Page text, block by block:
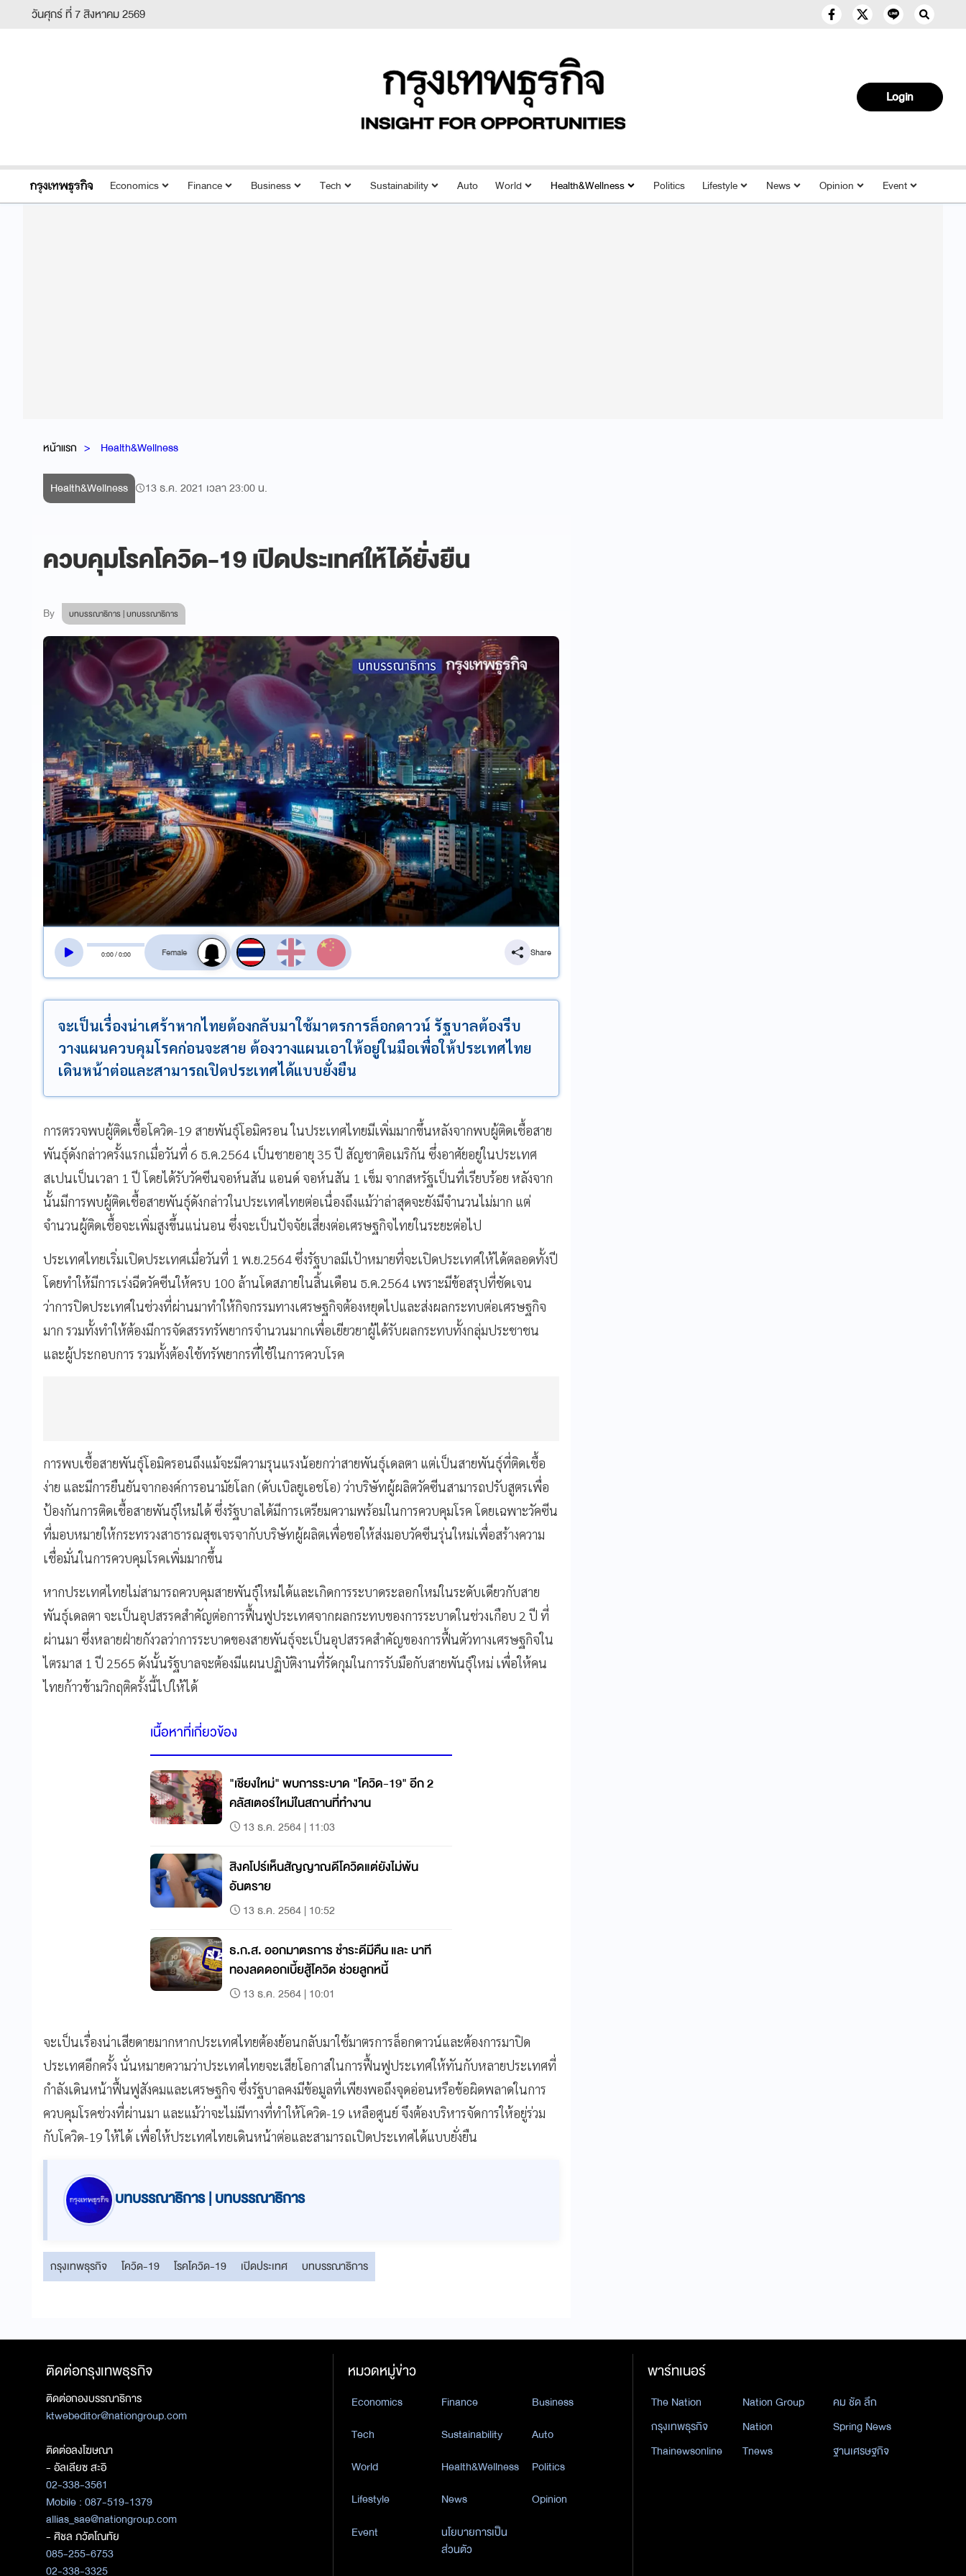
วันศุกร์ ที่ 7 สิงหาคม 2569
Login
Economics Finance Business Tech Sustainability Auto World Health&Wellness Politics Lifestyle News Opinion Event
หน้าแรก Health&Wellness
Health&Wellness 13 ธ.ค. 2021 เวลา 23:00 น.
ควบคุมโรคโควิด-19 เปิดประเทศให้ได้ยั่งยืน
By บทบรรณาธิการ | บทบรรณาธิการ
0:00/0:00
สลับเสียงอ่าน
Share
จะเป็นเรื่องน่าเศร้าหากไทยต้องกลับมาใช้มาตรการล็อกดาวน์ รัฐบาลต้องรีบ
วางแผนควบคุมโรคก่อนจะสาย ต้องวางแผนเอาให้อยู่ในมือเพื่อให้ประเทศไทย
เดินหน้าต่อและสามารถเปิดประเทศได้แบบยั่งยืน
การตรวจพบผู้ติดเชื้อโควิด-19 สายพันธุ์โอมิครอน ในประเทศไทยมีเพิ่มมากขึ้นหลังจากพบผู้ติดเชื้อสาย
พันธุ์ดังกล่าวครั้งแรกเมื่อวันที่ 6 ธ.ค.2564 เป็นชายอายุ 35 ปี สัญชาติอเมริกัน ซึ่งอาศัยอยู่ในประเทศ
สเปนเป็นเวลา 1 ปี โดยได้รับวัคซีนจอห์นสัน แอนด์ จอห์นสัน 1 เข็ม จากสหรัฐเป็นที่เรียบร้อย หลังจาก
นั้นมีการพบผู้ติดเชื้อสายพันธุ์ดังกล่าวในประเทศไทยต่อเนื่องถึงแม้ว่าล่าสุดจะยังมีจำนวนไม่มาก แต่
จำนวนผู้ติดเชื้อจะเพิ่มสูงขึ้นแน่นอน ซึ่งจะเป็นปัจจัยเสี่ยงต่อเศรษฐกิจไทยในระยะต่อไป
ประเทศไทยเริ่มเปิดประเทศเมื่อวันที่ 1 พ.ย.2564 ซึ่งรัฐบาลมีเป้าหมายที่จะเปิดประเทศให้ได้ตลอดทั้งปี
โดยทำให้มีการเร่งฉีดวัคซีนให้ครบ 100 ล้านโดสภายในสิ้นเดือน ธ.ค.2564 เพราะมีข้อสรุปที่ชัดเจน
ว่าการปิดประเทศในช่วงที่ผ่านมาทำให้กิจกรรมทางเศรษฐกิจต้องหยุดไปและส่งผลกระทบต่อเศรษฐกิจ
มาก รวมทั้งทำให้ต้องมีการจัดสรรทรัพยากรจำนวนมากเพื่อเยียวยาผู้ได้รับผลกระทบทั้งกลุ่มประชาชน
และผู้ประกอบการ รวมทั้งต้องใช้ทรัพยากรที่ใช้ในการควบโรค
การพบเชื้อสายพันธุ์โอมิครอนถึงแม้จะมีความรุนแรงน้อยกว่าสายพันธุ์เดลตา แต่เป็นสายพันธุ์ที่ติดเชื้อ
ง่าย และมีการยืนยันจากองค์การอนามัยโลก (ดับเบิลยูเอชโอ) ว่าบริษัทผู้ผลิตวัคซีนสามารถปรับสูตรเพื่อ
ป้องกันการติดเชื้อสายพันธุ์ใหม่ได้ ซึ่งรัฐบาลได้มีการเตรียมความพร้อมในการควบคุมโรค โดยเฉพาะวัคซีน
ที่มอบหมายให้กระทรวงสาธารณสุขเจรจากับบริษัทผู้ผลิตเพื่อขอให้ส่งมอบวัคซีนรุ่นใหม่เพื่อสร้างความ
เชื่อมั่นในการควบคุมโรคเพิ่มมากขึ้น
หากประเทศไทยไม่สามารถควบคุมสายพันธุ์ใหม่ได้และเกิดการระบาดระลอกใหม่ในระดับเดียวกับสาย
พันธุ์เดลตา จะเป็นอุปสรรคสำคัญต่อการฟื้นฟูประเทศจากผลกระทบของการระบาดในช่วงเกือบ 2 ปี ที่
ผ่านมา ซึ่งหลายฝ่ายกังวลว่าการระบาดของสายพันธุ์จะเป็นอุปสรรคสำคัญของการฟื้นตัวทางเศรษฐกิจใน
ไตรมาส 1 ปี 2565 ดังนั้นรัฐบาลจะต้องมีแผนปฏิบัติงานที่รัดกุมในการรับมือกับสายพันธุ์ใหม่ เพื่อให้คน
ไทยก้าวข้ามวิกฤติครั้งนี้ไปให้ได้
เนื้อหาที่เกี่ยวข้อง
"เชียงใหม่" พบการระบาด "โควิด-19" อีก 2
คลัสเตอร์ใหม่ในสถานที่ทำงาน
13 ธ.ค. 2564 | 11:03
สิงคโปร์เห็นสัญญาณดีโควิดแต่ยังไม่พ้น
อันตราย
13 ธ.ค. 2564 | 10:52
ธ.ก.ส. ออกมาตรการ ชำระดีมีคืน และ นาที
ทองลดดอกเบี้ยสู้โควิด ช่วยลูกหนี้
13 ธ.ค. 2564 | 10:01
จะเป็นเรื่องน่าเสียดายมากหากประเทศไทยต้องย้อนกลับมาใช้มาตรการล็อกดาวน์และต้องการมาปิด
ประเทศอีกครั้ง นั่นหมายความว่าประเทศไทยจะเสียโอกาสในการฟื้นฟูประเทศให้ทันกับหลายประเทศที่
กำลังเดินหน้าฟื้นฟูสังคมและเศรษฐกิจ ซึ่งรัฐบาลคงมีข้อมูลที่เพียงพอถึงจุดอ่อนหรือข้อผิดพลาดในการ
ควบคุมโรคช่วงที่ผ่านมา และแม้ว่าจะไม่มีทางที่ทำให้โควิด-19 เหลือศูนย์ จึงต้องบริหารจัดการให้อยู่ร่วม
กับโควิด-19 ให้ได้ เพื่อให้ประเทศไทยเดินหน้าต่อและสามารถเปิดประเทศได้แบบยั่งยืน
บทบรรณาธิการ | บทบรรณาธิการ
กรุงเทพธุรกิจ โควิด-19 โรคโควิด-19 เปิดประเทศ บทบรรณาธิการ
ติดต่อกรุงเทพธุรกิจ
ติดต่อกองบรรณาธิการ
ktwebeditor@nationgroup.com
ติดต่อลงโฆษณา
- อัลเลียซ สะอิ
02-338-3561
Mobile : 087-519-1379
allias_sae@nationgroup.com
- ศิชล ภวัตโณทัย
085-255-6753
02-338-3325
หมวดหมู่ข่าว
Economics Finance
Business
Tech
Sustainability
Auto
World
Health&Wellness
Politics
Lifestyle
News
Opinion
Event
นโยบายการเป็น
ส่วนตัว
พาร์ทเนอร์
The Nation Nation Group
คม ชัด ลึก
กรุงเทพธุรกิจ
Nation
Spring News
Thainewsonline
Tnews ฐานเศรษฐกิจ